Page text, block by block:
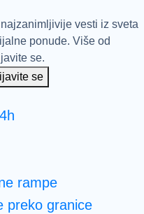
vesti iz sveta
ponude. Više od
se.
se
rampe
preko granice